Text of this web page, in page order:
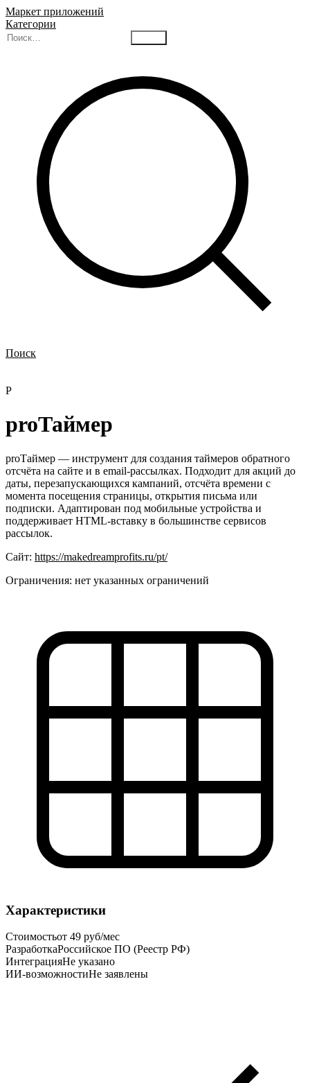
Маркет приложений
Категории
Поиск
P
proТаймер
proТаймер — инструмент для создания таймеров обратного
отсчёта на сайте и в email-рассылках. Подходит для акций до
даты, перезапускающихся кампаний, отсчёта времени с
момента посещения страницы, открытия письма или
подписки. Адаптирован под мобильные устройства и
поддерживает HTML-вставку в большинстве сервисов
рассылок.
Сайт: https://makedreamprofits.ru/pt/
Ограничения: нет указанных ограничений
Характеристики
Стоимостьот 49 руб/мес
РазработкаРоссийское ПО (Реестр РФ)
ИнтеграцияНе указано
ИИ-возможностиНе заявлены